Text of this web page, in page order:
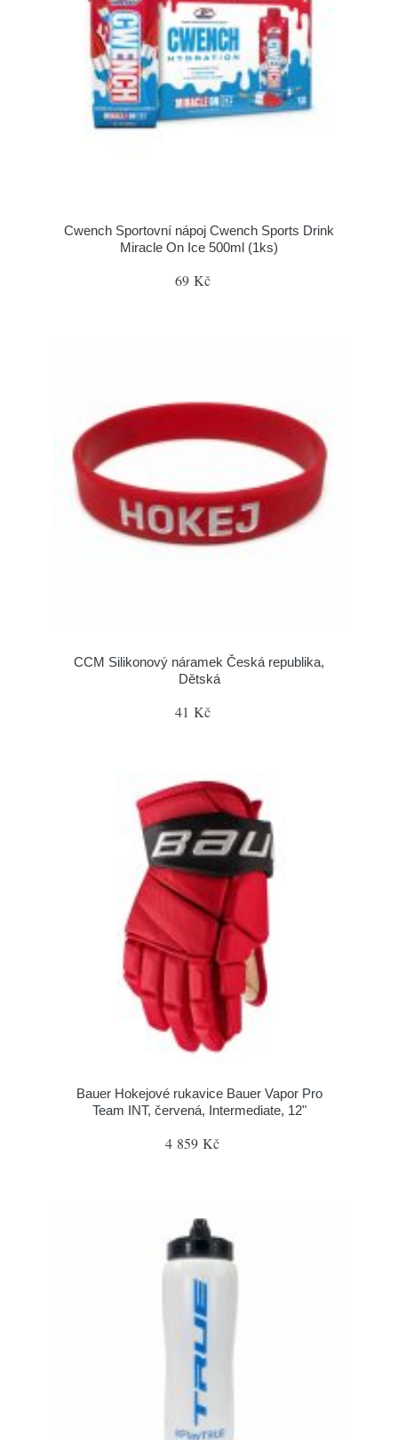
Cwench Sportovní nápoj Cwench Sports Drink
Miracle On Ice 500ml (1ks)
69 Kč
CCM Silikonový náramek Česká republika,
Dětská
41 Kč
Bauer Hokejové rukavice Bauer Vapor Pro
Team INT, červená, Intermediate, 12"
4 859 Kč